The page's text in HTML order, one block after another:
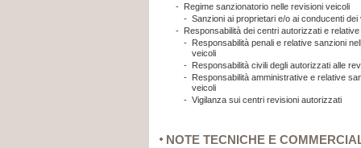
- Regime sanzionatorio nelle revisioni veicoli
- Sanzioni ai proprietari e/o ai conducenti
- Responsabilità dei centri autorizzati e
- Responsabilità penali e relative sanzioni
veicoli
- Responsabilità civili degli autorizzati alle
- Responsabilità amministrative e relative
veicoli
- Vigilanza sui centri revisioni autorizzati
NOTE TECNICHE E